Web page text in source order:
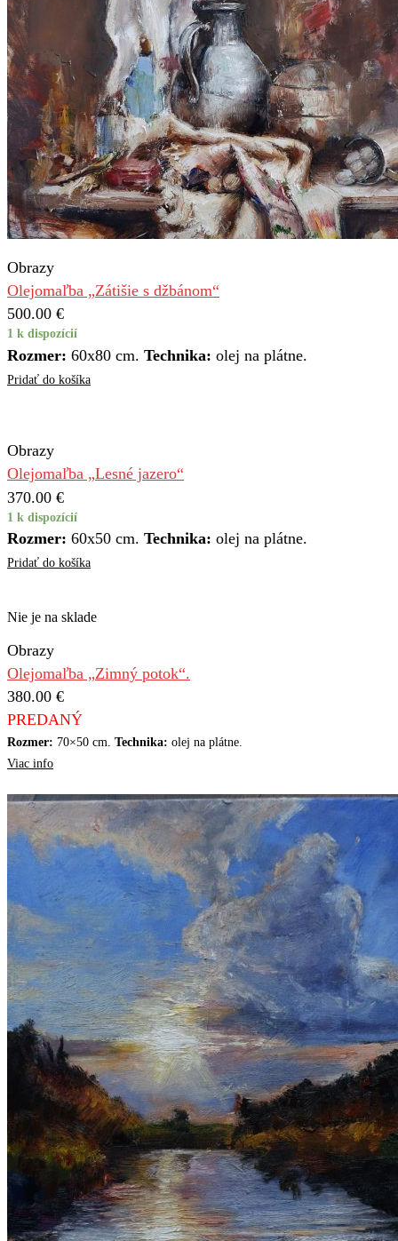
Obrazy
Olejomaľba „Zátišie s džbánom“
500.00 €
1 k dispozícií
Rozmer: 60x80 cm. Technika: olej na plátne.
Pridať do košíka
Obrazy
Olejomaľba „Lesné jazero“
370.00 €
1 k dispozícií
Rozmer: 60x50 cm. Technika: olej na plátne.
Pridať do košíka
Nie je na sklade
Obrazy
Olejomaľba „Zimný potok“.
380.00 €
PREDANÝ
Rozmer: 70×50 cm. Technika: olej na plátne.
Viac info